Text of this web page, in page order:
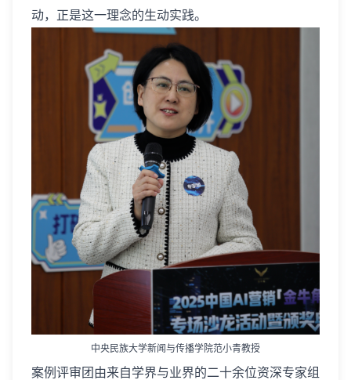
动，正是这一理念的生动实践。
中央民族大学新闻与传播学院范小青教授
案例评审团由来自学界与业界的二十余位资深专家组